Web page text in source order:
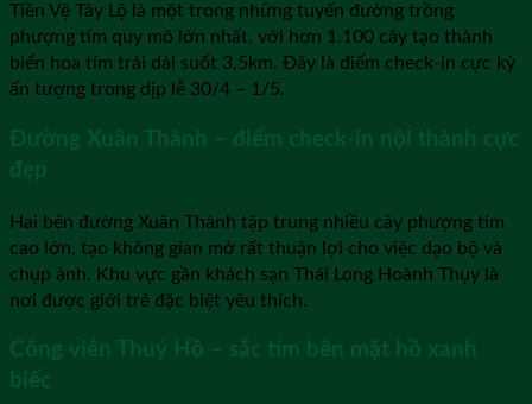
Tiền Vệ Tây Lộ là một trong những tuyến đường trồng
phượng tím quy mô lớn nhất, với hơn 1.100 cây tạo thành
biển hoa tím trải dài suốt 3,5km. Đây là điểm check-in cực kỳ
ấn tượng trong dịp lễ 30/4 – 1/5.
Đường Xuân Thành – điểm check-in nội thành cực
đẹp
Hai bên đường Xuân Thành tập trung nhiều cây phượng tím
cao lớn, tạo không gian mở rất thuận lợi cho việc dạo bộ và
chụp ảnh. Khu vực gần khách sạn Thái Long Hoành Thụy là
nơi được giới trẻ đặc biệt yêu thích.
Công viên Thuý Hồ – sắc tím bên mặt hồ xanh
biếc